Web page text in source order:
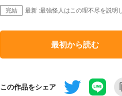
完結 最新 :最強怪人はこの理不尽を説明
最初から読む
この作品をシェア